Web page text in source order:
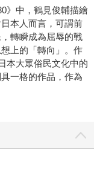
中，鶴見俊輔描繪
本人而言，可謂前
轉瞬成為屈辱的戰
上的「轉向」。作
本大眾俗民文化中的
一格的作品，作為